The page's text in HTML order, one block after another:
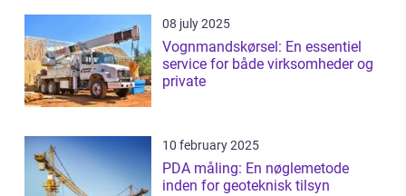
08 july 2025
Vognmandskørsel: En essentiel
service for både virksomheder og
private
10 february 2025
PDA måling: En nøglemetode
inden for geoteknisk tilsyn